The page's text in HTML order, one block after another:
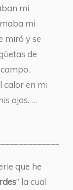
mi
mi
miró y se
de
calor en mi
ojos. …
que he
” la cual